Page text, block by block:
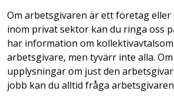
Om arbetsgivaren är ett företag
inom privat sektor kan du ringa oss
har information om
arbetsgivare, men tyvärr inte alla.
upplysningar om just den
jobb kan du alltid fråga